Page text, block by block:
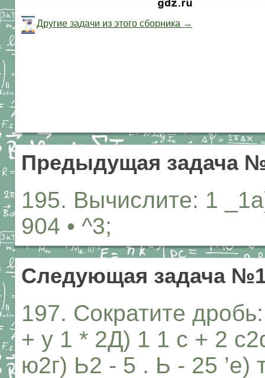
Другие задачи из этого сборника →
Предыдущая задача
195. Вычислите: 1
904 • ^3;
Следующая задача
197. Сократите
+ у 1 * 2Д) 1 1 с + 2
ю2г) Ь2 - 5 . Ь - 25